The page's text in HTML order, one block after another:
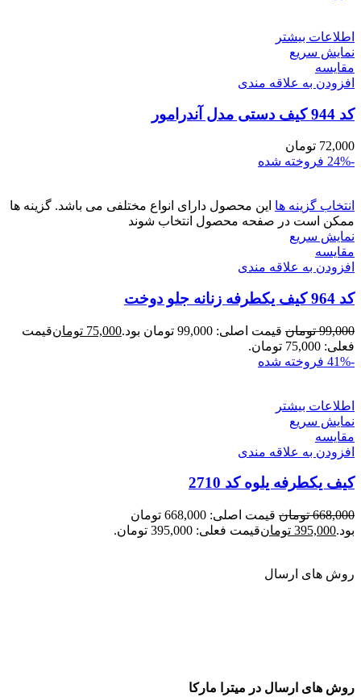
اطلاعات بیشتر
نمایش سریع
مقايسه
افزودن به علاقه مندی
کد 944 کیف دستی مدل آندرامور
72,000 تومان
-24%
فروخته شده
انتخاب گزینه ها این محصول دارای انواع مختلفی می باشد. گزینه ها
ممکن است در صفحه محصول انتخاب شوند
نمایش سریع
مقايسه
افزودن به علاقه مندی
کد 964 کیف یکطرفه زنانه جلو دوخت
99,000 تومان قیمت اصلی: 99,000 تومان بود. 75,000 تومانقیمت
فعلی: 75,000 تومان.
-41%
فروخته شده
اطلاعات بیشتر
نمایش سریع
مقايسه
افزودن به علاقه مندی
کیف یکطرفه یلوه کد 2710
668,000 تومان
قیمت اصلی: 668,000 تومان
بود.395,000 تومانقیمت فعلی: 395,000 تومان.
روش های ارسال
روش های ارسال در میترا مارکا